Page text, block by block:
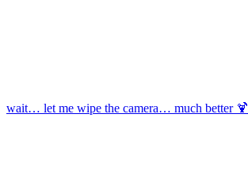
wait… let me wipe the camera… much better 🍹